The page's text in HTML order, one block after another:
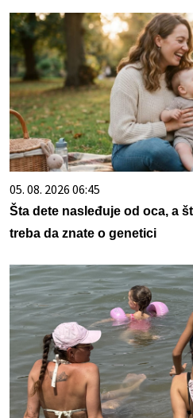
05. 08. 2026 06:45
Šta dete nasleđuje od oca, a
treba da znate o genetici